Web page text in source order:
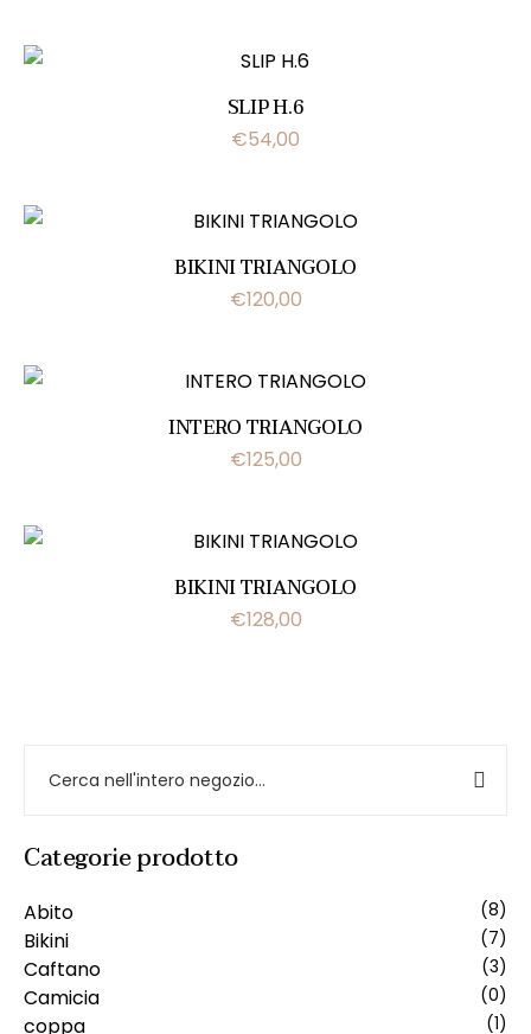
Categorie prodotto
Abito (8)
Bikini (7)
Caftano (3)
Camicia (0)
coppa (1)
SLIP H.6
€54,00
BIKINI TRIANGOLO
€120,00
INTERO TRIANGOLO
€125,00
BIKINI TRIANGOLO
€128,00